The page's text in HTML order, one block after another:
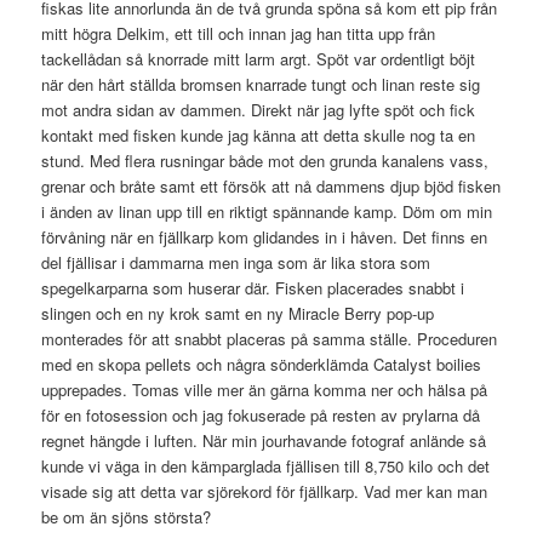
fiskas lite annorlunda än de två grunda spöna så kom ett pip från
mitt högra Delkim, ett till och innan jag han titta upp från
tackellådan så knorrade mitt larm argt. Spöt var ordentligt böjt
när den hårt ställda bromsen knarrade tungt och linan reste sig
mot andra sidan av dammen. Direkt när jag lyfte spöt och fick
kontakt med fisken kunde jag känna att detta skulle nog ta en
stund. Med flera rusningar både mot den grunda kanalens vass,
grenar och bråte samt ett försök att nå dammens djup bjöd fisken
i änden av linan upp till en riktigt spännande kamp. Döm om min
förvåning när en fjällkarp kom glidandes in i håven. Det finns en
del fjällisar i dammarna men inga som är lika stora som
spegelkarparna som huserar där. Fisken placerades snabbt i
slingen och en ny krok samt en ny Miracle Berry pop-up
monterades för att snabbt placeras på samma ställe. Proceduren
med en skopa pellets och några sönderklämda Catalyst boilies
upprepades. Tomas ville mer än gärna komma ner och hälsa på
för en fotosession och jag fokuserade på resten av prylarna då
regnet hängde i luften. När min jourhavande fotograf anlände så
kunde vi väga in den kämparglada fjällisen till 8,750 kilo och det
visade sig att detta var sjörekord för fjällkarp. Vad mer kan man
be om än sjöns största?